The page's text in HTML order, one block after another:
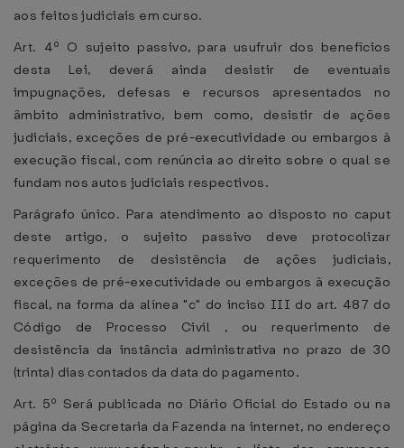
aos feitos judiciais em curso.
Art. 4º O sujeito passivo, para usufruir dos benefícios
desta Lei, deverá ainda desistir de eventuais
impugnações, defesas e recursos apresentados no
âmbito administrativo, bem como, desistir de ações
judiciais, exceções de pré-executividade ou embargos à
execução fiscal, com renúncia ao direito sobre o qual se
fundam nos autos judiciais respectivos.
Parágrafo único. Para atendimento ao disposto no caput
deste artigo, o sujeito passivo deve protocolizar
requerimento de desistência de ações judiciais,
exceções de pré-executividade ou embargos à execução
fiscal, na forma da alínea "c" do inciso III do art. 487 do
Código de Processo Civil , ou requerimento de
desistência da instância administrativa no prazo de 30
(trinta) dias contados da data do pagamento.
Art. 5º Será publicada no Diário Oficial do Estado ou na
página da Secretaria da Fazenda na internet, no endereço